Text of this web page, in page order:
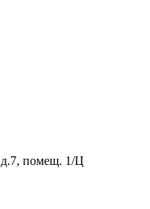
помещ. 1/Ц